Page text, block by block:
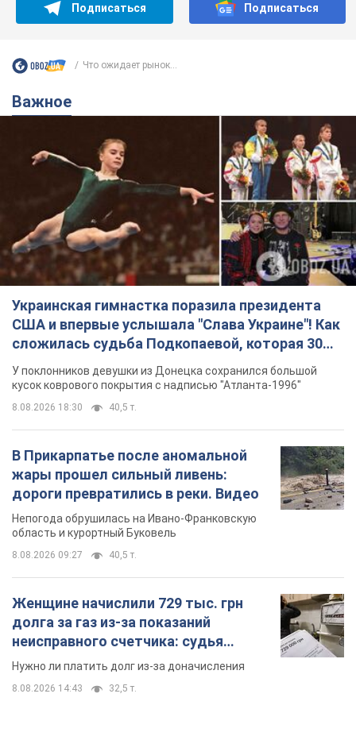
Подписаться Подписаться
Что ожидает рынок...
Важное
Украинская гимнастка поразила президента
США и впервые услышала "Слава Украине"! Как
сложилась судьба Подкопаевой, которая 30
лет назад завоевала "золото" Олимпиады
У поклонников девушки из Донецка сохранился большой
кусок коврового покрытия с надписью "Атланта-1996"
8.08.2026 18:30 40,5 т.
В Прикарпатье после аномальной
жары прошел сильный ливень:
дороги превратились в реки. Видео
Непогода обрушилась на Ивано-Франковскую
область и курортный Буковель
8.08.2026 09:27 40,5 т.
Женщине начислили 729 тыс. грн
долга за газ из-за показаний
неисправного счетчика: судья
вынес неожиданное решение
Нужно ли платить долг из-за доначисления
8.08.2026 14:43 32,5 т.